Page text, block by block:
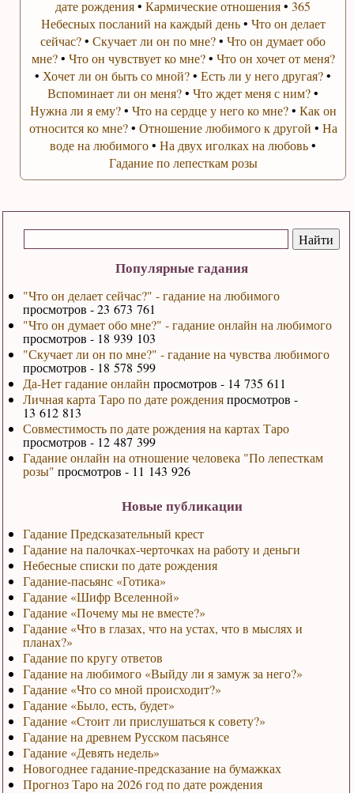
Популярные гадания
"Что он делает сейчас?" - гадание на любимого
просмотров - 23 673 761
"Что он думает обо мне?" - гадание онлайн на любимого
просмотров - 18 939 103
"Скучает ли он по мне?" - гадание на чувства любимого
просмотров - 18 578 599
Да-Нет гадание онлайн просмотров - 14 735 611
Личная карта Таро по дате рожденияпросмотров -
13 612 813
Совместимость по дате рождения на картах Таро
просмотров - 12 487 399
Гадание онлайн на отношение человека "По лепесткам
розы" просмотров - 11 143 926
Новые публикации
Гадание Предсказательный крест
Гадание на палочках-черточках на работу и деньги
Небесные списки по дате рождения
Гадание-пасьянс «Готика»
Гадание «Шифр Вселенной»
Гадание «Почему мы не вместе?»
Гадание «Что в глазах, что на устах, что в мыслях и
планах?»
Гадание по кругу ответов
Гадание на любимого «Выйду ли я замуж за него?»
Гадание «Что со мной происходит?»
Гадание «Было, есть, будет»
Гадание «Стоит ли прислушаться к совету?»
Гадание на древнем Русском пасьянсе
Гадание «Девять недель»
Новогоднее гадание-предсказание на бумажках
Прогноз Таро на 2026 год по дате рождения
дате рождения•Кармические отношения•365
Небесных посланий на каждый день• Что он делает
сейчас?•Скучает ли он по мне?•Что он думает обо
мне?• Что он чувствует ко мне?• Что он хочет от меня?
• Хочет ли он быть со мной?•Есть ли у него другая?•
Вспоминает ли он меня?•Что ждет меня с ним?•
Нужна ли я ему?• Что на сердце у него ко мне?• Как он
относится ко мне?• Отношение любимого к другой • На
воде на любимого•На двух иголках на любовь•
Гадание по лепесткам розы